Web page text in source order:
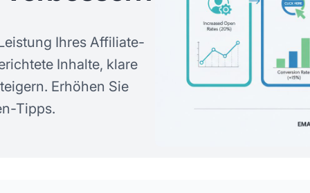
Ihres Affiliate-
Inhalte, klare
Erhöhen Sie
Tipps.